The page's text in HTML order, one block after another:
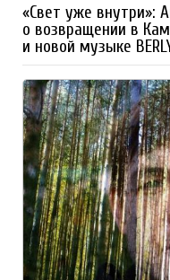
«Свет уже внутри»:
о возвращении в
и новой музыке